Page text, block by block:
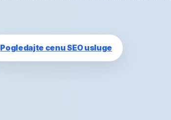
Pogledajte cenu SEO usluge